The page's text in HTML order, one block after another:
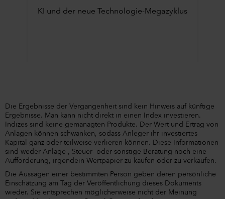
KI und der neue Technologie-Megazyklus
Die Ergebnisse der Vergangenheit sind kein Hinweis auf künftige
Ergebnisse. Man kann nicht direkt in einen Index investieren.
Indizes sind keine gemanagten Produkte. Der Wert und Ertrag von
Anlagen können schwanken, sodass Anleger ihr investiertes
Kapital ganz oder teilweise verlieren können. Diese Informationen
sind weder Anlage-, Steuer- oder sonstige Beratung noch eine
Aufforderung, irgendein Wertpapier zu kaufen oder zu verkaufen.
Die Aussagen einer bestimmten Person geben deren persönliche
Einschätzung am Tag der Veröffentlichung dieses Dokuments
wieder. Sie entsprechen möglicherweise nicht der Meinung